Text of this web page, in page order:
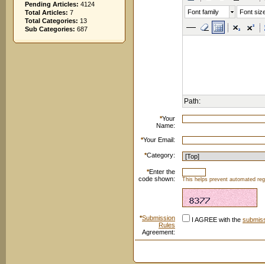
Pending Articles: 4124
Total Articles: 7
Total Categories: 13
Sub Categories: 687
Font family Font
Path:
*Your
Name:
*Your Email:
*Category:
*Enter the
code shown:
This helps prevent automated
*Submission
Rules
Agreement:
I AGREE with the